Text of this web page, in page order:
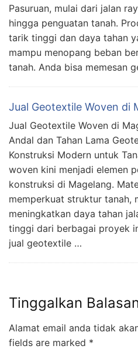
Pasuruan, mulai dari jalan
hingga penguatan tanah.
tarik tinggi dan daya tahan
mampu menopang beban
tanah. Anda bisa memesan
Jual Geotextile Woven di
Jual Geotextile Woven di
Andal dan Tahan Lama
Konstruksi Modern untuk
woven kini menjadi elemen
konstruksi di Magelang.
memperkuat struktur tanah,
meningkatkan daya tahan
tinggi dari berbagai proyek
jual geotextile …
Tinggalkan
Alamat email anda tidak
fields are marked *